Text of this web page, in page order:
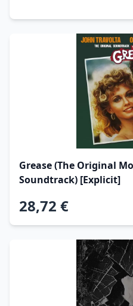
Grease (The Original
Soundtrack) [Explicit]
28,72 €